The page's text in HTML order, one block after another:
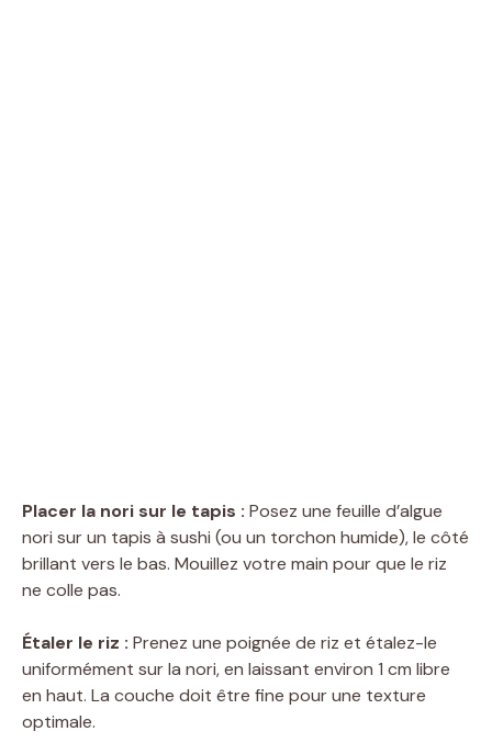
Placer la nori sur le tapis : Posez une feuille d’algue
nori sur un tapis à sushi (ou un torchon humide), le côté
brillant vers le bas. Mouillez votre main pour que le riz
ne colle pas.
Étaler le riz : Prenez une poignée de riz et étalez-le
uniformément sur la nori, en laissant environ 1 cm libre
en haut. La couche doit être fine pour une texture
optimale.